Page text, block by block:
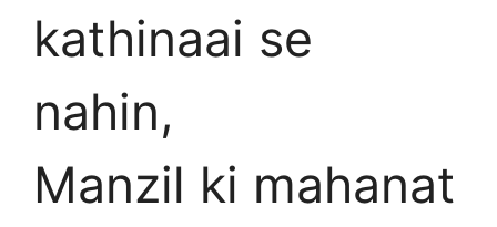
kathinaai se
nahin,
Manzil ki mahanat